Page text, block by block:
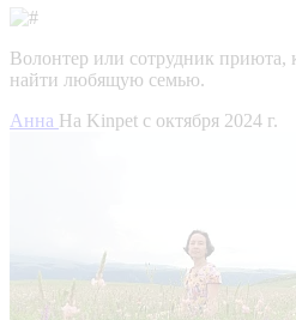
Волонтер или сотрудник приюта,
найти любящую семью.
Анна На Kinpet c октября 2024 г.